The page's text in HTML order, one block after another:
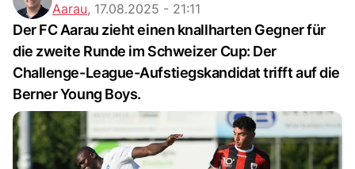
Aarau, 17.08.2025 - 21:11
Der FC Aarau zieht einen knallharten Gegner für
die zweite Runde im Schweizer Cup: Der
Challenge-League-Aufstiegskandidat trifft auf die
Berner Young Boys.